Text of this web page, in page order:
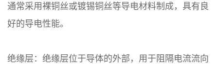
通常采用裸铜丝或镀锡铜丝等导电材料制成，具有良
好的导电性能。
绝缘层：绝缘层位于导体的外部，用于阻隔电流流向